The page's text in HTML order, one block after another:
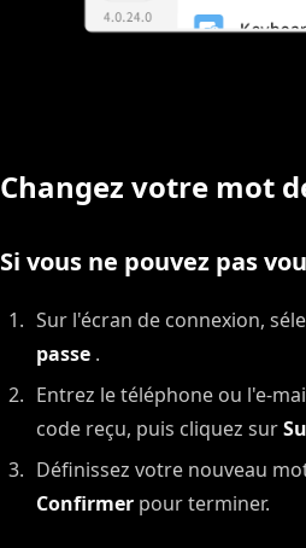
Changez votre mot
Si vous ne pouvez pas
Sur l'écran de connexion,
passe .
Entrez le téléphone ou l'e-
code reçu, puis cliquez sur
Définissez votre nouveau
Confirmer pour terminer.